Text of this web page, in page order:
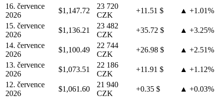
16. července
2026
$1,147.72
23 720
CZK
+11.51 $
▲ +1.01%
15. července
2026
$1,136.21
23 482
CZK
+35.72 $
▲ +3.25%
14. července
2026
$1,100.49
22 744
CZK
+26.98 $
▲ +2.51%
13. července
2026
$1,073.51
22 186
CZK
+11.91 $
▲ +1.12%
12. července
2026
$1,061.60
21 940
CZK
+0.35 $ ▲ +0.03%